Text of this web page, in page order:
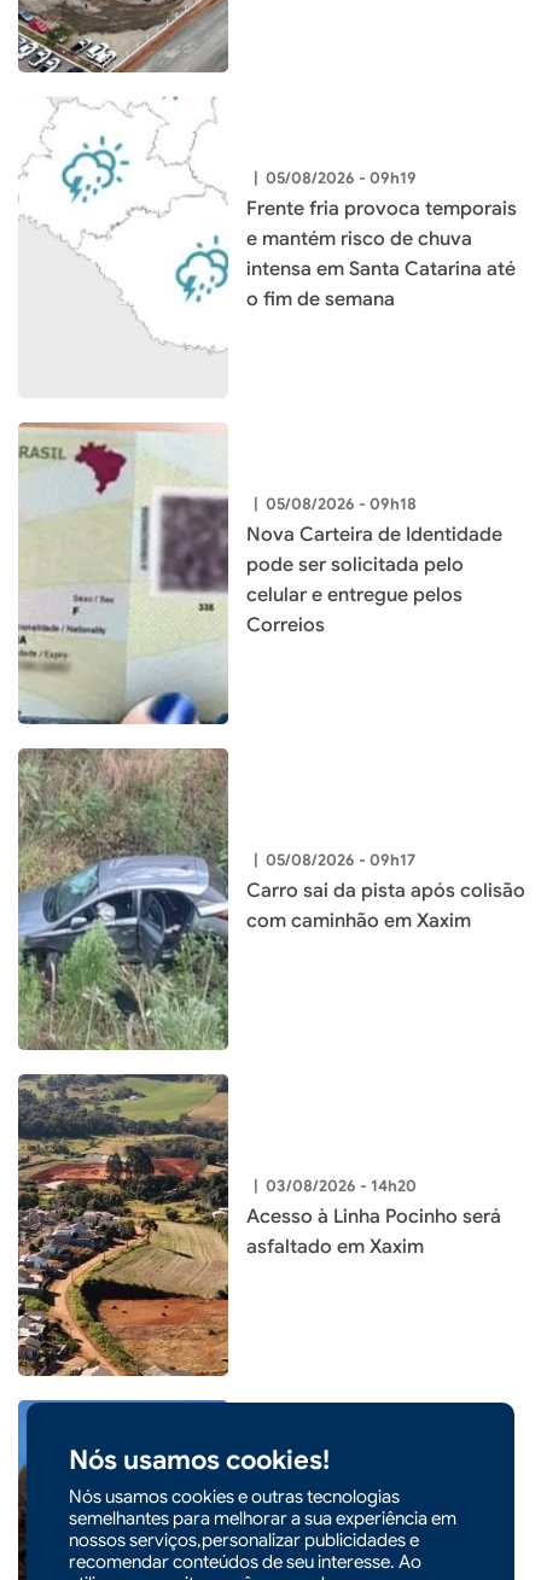
Nós usamos cookies!
Nós usamos cookies e outras tecnologias
semelhantes para melhorar a sua experiência em
nossos serviços,personalizar publicidades e
recomendar conteúdos de seu interesse. Ao
| 05/08/2026 - 09h19
Frente fria provoca temporais
e mantém risco de chuva
intensa em Santa Catarina até
o fim de semana
| 05/08/2026 - 09h18
Nova Carteira de Identidade
pode ser solicitada pelo
celular e entregue pelos
Correios
| 05/08/2026 - 09h17
Carro sai da pista após colisão
com caminhão em Xaxim
| 03/08/2026 - 14h20
Acesso à Linha Pocinho será
asfaltado em Xaxim
CIDADES | 03/08/2026 - 14h17
Xaxim anuncia Centro de